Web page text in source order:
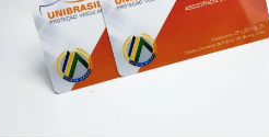
em hospitais, casas de